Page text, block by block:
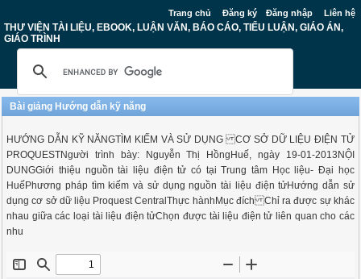
Trang chủ Đăng ký Đăng nhập Liên hệ
THƯ VIỆN TÀI LIỆU, EBOOK, LUẬN VĂN, BÁO CÁO, TIỂU LUẬN, GIÁO ÁN,
GIÁO TRÌNH
Bài giảng Hướng dẫn kỹ năng
HƯỚNG DẪN KỸ NĂNGTÌM KIẾM VÀ SỬ DỤNG CƠ SỞ DỮ LIỆU ĐIỆN TỬ
PROQUESTNgười trình bày: Nguyễn Thị HồngHuế, ngày 19-01-2013NỘI
DUNGGiới thiệu nguồn tài liệu điện tử có tại Trung tâm Học liệu- Đại học
HuếPhương pháp tìm kiếm và sử dụng nguồn tài liệu điện tửHướng dẫn sử
dụng cơ sở dữ liệu Proquest CentralThực hànhMục đích Chỉ ra được sự khác
nhau giữa các loại tài liệu điện tửChọn được tài liệu điện tử liên quan cho các
nhu